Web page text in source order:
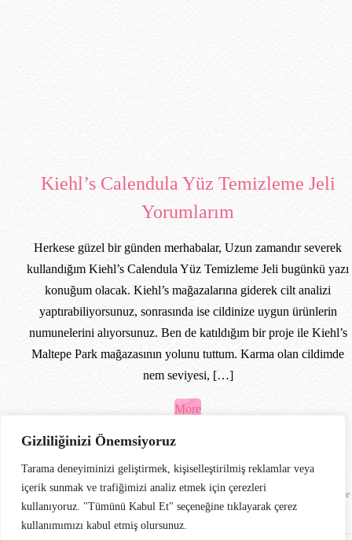
Gizliliğinizi Önemsiyoruz
Tarama deneyiminizi geliştirmek, kişiselleştirilmiş reklamlar veya
içerik sunmak ve trafiğimizi analiz etmek için çerezleri
kullanıyoruz. "Tümünü Kabul Et" seçeneğine tıklayarak çerez
kullanımımızı kabul etmiş olursunuz.
Kiehl’s Calendula Yüz Temizleme Jeli
Yorumlarım
Herkese güzel bir günden merhabalar, Uzun zamandır severek
kullandığım Kiehl’s Calendula Yüz Temizleme Jeli bugünkü yazı
konuğum olacak. Kiehl’s mağazalarına giderek cilt analizi
yaptırabiliyorsunuz, sonrasında ise cildinize uygun ürünlerin
numunelerini alıyorsunuz. Ben de katıldığım bir proje ile Kiehl’s
Maltepe Park mağazasının yolunu tuttum. Karma olan cildimde
nem seviyesi, […]
More
11 Mayıs 2018 /
Deep Cleansing Foaming Face Wash, cilt,cilt bakımı,cilt temizliği,Kiehl's Calendula
Kiehl's Calendula Yüz Temizleme Jeli,Kiehls,Kiehls yüz temizleme jeli
yüz temizleme
jeli